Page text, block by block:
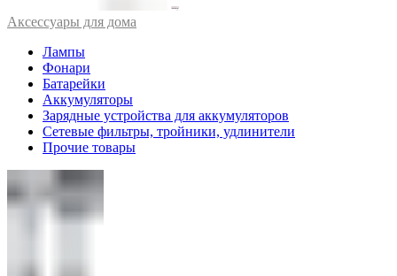
Аксессуары для дома
Лампы
Фонари
Батарейки
Аккумуляторы
Зарядные устройства для аккумуляторов
Сетевые фильтры, тройники, удлинители
Прочие товары